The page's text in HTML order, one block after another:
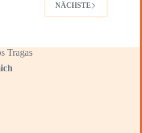
NÄCHSTE
Tragas